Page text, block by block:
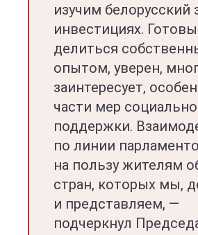
изучим белорусский
инвестициях. Готовы
делиться
опытом, уверен,
заинтересует,
части мер
поддержки.
по линии
на пользу жителям
стран, которых мы,
и представляем, —
подчеркнул